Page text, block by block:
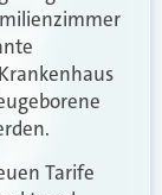
Tarife